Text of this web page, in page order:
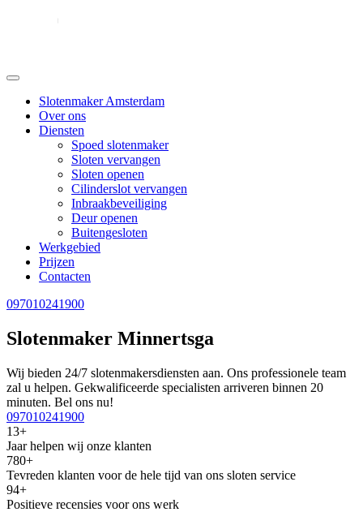
Slotenmaker Amsterdam
Over ons
Diensten
Spoed slotenmaker
Sloten vervangen
Sloten openen
Cilinderslot vervangen
Inbraakbeveiliging
Deur openen
Buitengesloten
Werkgebied
Prijzen
Contacten
097010241900
Slotenmaker Minnertsga
Wij bieden 24/7 slotenmakersdiensten aan. Ons professionele team
zal u helpen. Gekwalificeerde specialisten arriveren binnen 20
minuten. Bel ons nu!
097010241900
13+
Jaar helpen wij onze klanten
780+
Tevreden klanten voor de hele tijd van ons sloten service
94+
Positieve recensies voor ons werk